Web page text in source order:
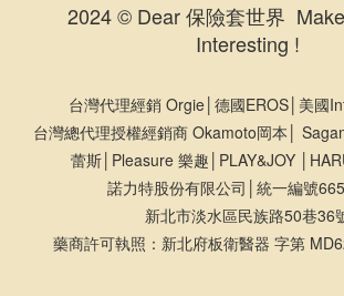
2024 © Dear 保險套世界
Interesting !
台灣代理經銷 Orgie│德國EROS│美國
台灣總代理授權經銷商 Okamoto岡本│
蕾斯│Pleasure 樂趣│PLAY&JOY
諾力特股份有限公司│統一編號
新北市淡水區民族路50巷36
藥商許可執照：新北府板衛醫器 字第